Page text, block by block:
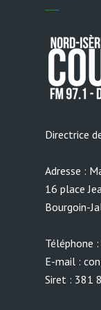
Directrice
Adresse :
16 place
Bourgoin-
Téléphone
E-mail :
Siret : 381